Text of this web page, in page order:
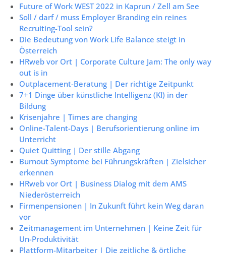
Future of Work WEST 2022 in Kaprun / Zell am See
Soll / darf / muss Employer Branding ein reines
Recruiting-Tool sein?
Die Bedeutung von Work Life Balance steigt in
Österreich
HRweb vor Ort | Corporate Culture Jam: The only way
out is in
Outplacement-Beratung | Der richtige Zeitpunkt
7+1 Dinge über künstliche Intelligenz (KI) in der
Bildung
Krisenjahre | Times are changing
Online-Talent-Days | Berufsorientierung online im
Unterricht
Quiet Quitting | Der stille Abgang
Burnout Symptome bei Führungskräften | Zielsicher
erkennen
HRweb vor Ort | Business Dialog mit dem AMS
Niederösterreich
Firmenpensionen | In Zukunft führt kein Weg daran
vor
Zeitmanagement im Unternehmen | Keine Zeit für
Un-Produktivität
Plattform-Mitarbeiter | Die zeitliche & örtliche